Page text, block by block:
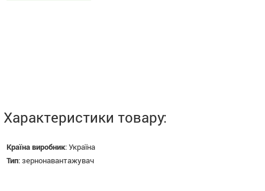
Характеристики товару:
Країна виробник:Україна
Тип:зернонавантажувач